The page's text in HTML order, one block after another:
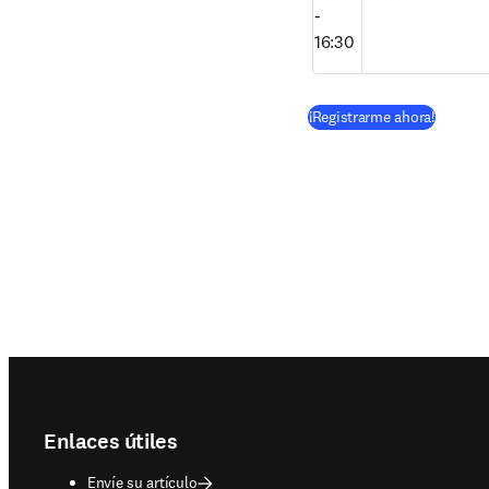
-
16:30
¡Registrarme ahora!(
Enlaces útiles
Envíe su artículo